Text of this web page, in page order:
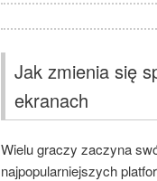
Jak zmienia się
ekranach
Wielu graczy zaczyna
najpopularniejszych